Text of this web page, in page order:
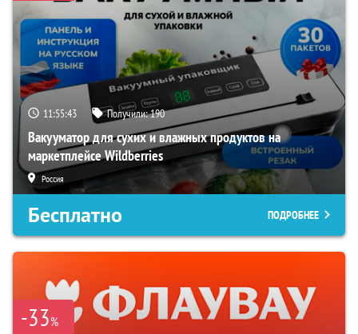
11:55:41 Получили:190
Вакууматор для сухих и влажных продуктов на
маркетплейсе Wildberries
Россия
Бесплатно ПОДРОБНЕЕ
-33%